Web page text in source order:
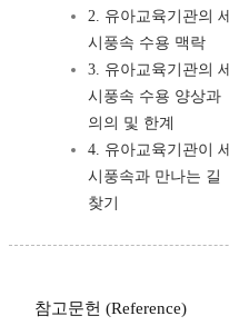
2. 유아교육기관의 세
시풍속 수용 맥락
3. 유아교육기관의 세
시풍속 수용 양상과
의의 및 한계
4. 유아교육기관이 세
시풍속과 만나는 길
찾기
참고문헌 (Reference)